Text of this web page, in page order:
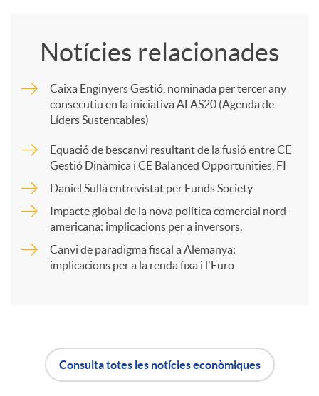
r
t
Notícies relacionades
Caixa Enginyers Gestió, nominada per tercer any
consecutiu en la iniciativa ALAS20 (Agenda de
Líders Sustentables)
Equació de bescanvi resultant de la fusió entre CE
Gestió Dinàmica i CE Balanced Opportunities, FI
Daniel Sullà entrevistat per Funds Society
Impacte global de la nova política comercial nord-
americana: implicacions per a inversors.
Canvi de paradigma fiscal a Alemanya:
implicacions per a la renda fixa i l'Euro
Consulta totes les notícies econòmiques